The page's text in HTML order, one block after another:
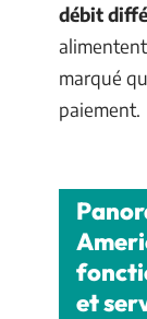
débit
marqué
paiement.
et